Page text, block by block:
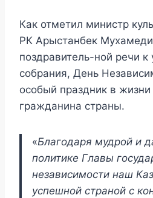
Как отметил министр
РК Арыстанбек
поздравитель-ной речи к
собрания, День
особый праздник в
гражданина страны.
«Благодаря мудрой и
политике Главы
независимости наш
успешной страной с